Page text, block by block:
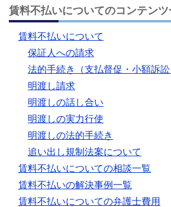
賃料不払いについてのコンテン
賃料不払いについて
保証人への請求
法的手続き（支払督促・小額訴訟
明渡し請求
明渡しの話し合い
明渡しの実力行使
明渡しの法的手続き
追い出し規制法案について
賃料不払いについての相談一覧
賃料不払いの解決事例一覧
賃料不払いについての弁護士費用